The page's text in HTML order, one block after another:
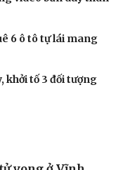
6 ô tô tự lái mang
khởi tố 3 đối tượng